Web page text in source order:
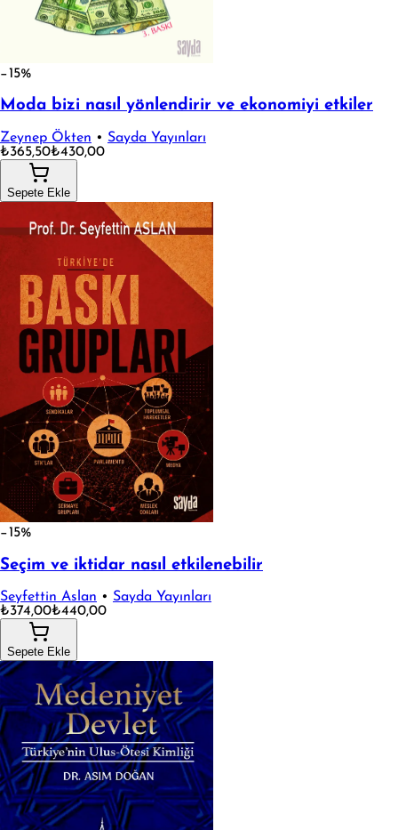
−15%
Moda bizi nasıl yönlendirir ve ekonomiyi etkiler
Zeynep Ökten • Sayda Yayınları
₺365,50₺430,00
Sepete Ekle
−15%
Seçim ve iktidar nasıl etkilenebilir
Seyfettin Aslan • Sayda Yayınları
₺374,00₺440,00
Sepete Ekle